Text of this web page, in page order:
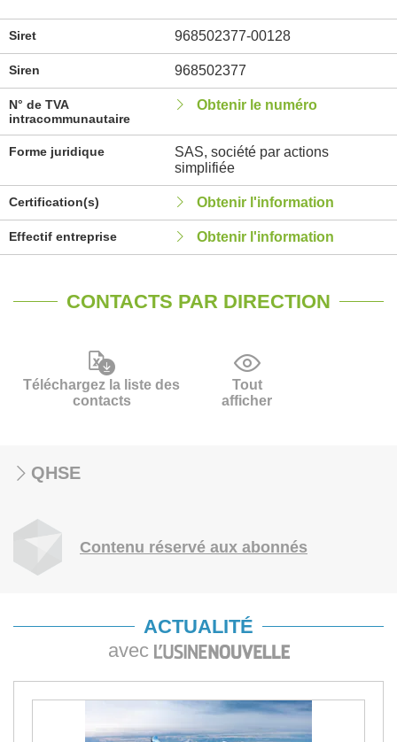
Siret 968502377-00128
Siren 968502377
N° de TVA
intracommunautaire
Obtenir le numéro
Forme juridique
SAS, société par actions
simplifiée
Certification(s) Obtenir l'information
Effectif entreprise Obtenir l'information
CONTACTS PAR DIRECTION
Téléchargez la liste des
contacts
Tout
afficher
QHSE
Contenu réservé aux abonnés
ACTUALITÉ
avec